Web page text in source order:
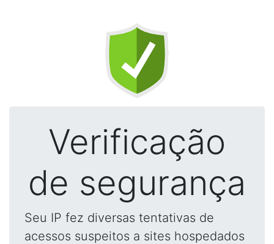
Verificação
de segurança
Seu IP fez diversas tentativas de
acessos suspeitos a sites hospedados